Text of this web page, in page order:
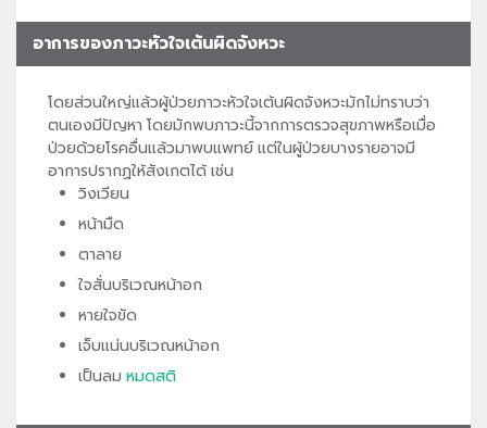
อาการของภาวะหัวใจเต้นผิดจังหวะ
โดยส่วนใหญ่แล้วผู้ป่วยภาวะหัวใจเต้นผิดจังหวะมักไม่ทราบว่า
ตนเองมีปัญหา โดยมักพบภาวะนี้จากการตรวจสุขภาพหรือเมื่อ
ป่วยด้วยโรคอื่นแล้วมาพบแพทย์ แต่ในผู้ป่วยบางรายอาจมี
อาการปรากฏให้สังเกตได้ เช่น
วิงเวียน
หน้ามืด
ตาลาย
ใจสั่นบริเวณหน้าอก
หายใจขัด
เจ็บแน่นบริเวณหน้าอก
เป็นลม หมดสติ